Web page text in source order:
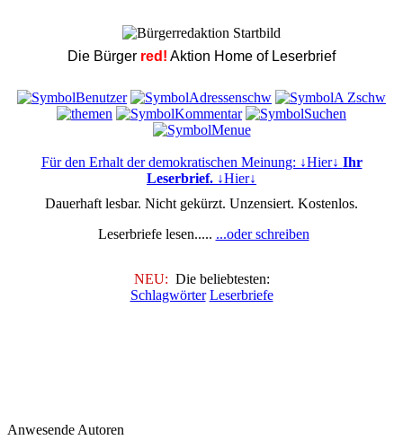
Die Bürger red! Aktion Home of Leserbrief
Für den Erhalt der demokratischen Meinung: ↓Hier↓ Ihr
Leserbrief. ↓Hier↓
Dauerhaft lesbar. Nicht gekürzt. Unzensiert. Kostenlos.
Leserbriefe lesen..... ...oder schreiben
NEU: Die beliebtesten:
Schlagwörter Leserbriefe
Anwesende Autoren